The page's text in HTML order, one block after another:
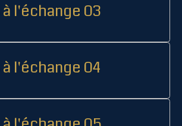
l'échange 03
l'échange 04